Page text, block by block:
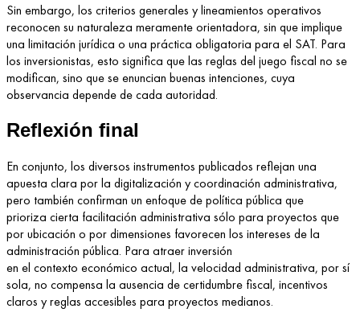
Sin embargo, los criterios generales y lineamientos operativos
reconocen su naturaleza meramente orientadora, sin que implique
una limitación jurídica o una práctica obligatoria para el SAT. Para
los inversionistas, esto significa que las reglas del juego fiscal no se
modifican, sino que se enuncian buenas intenciones, cuya
observancia depende de cada autoridad.
Reflexión final
En conjunto, los diversos instrumentos publicados reflejan una
apuesta clara por la digitalización y coordinación administrativa,
pero también confirman un enfoque de política pública que
prioriza cierta facilitación administrativa sólo para proyectos que
por ubicación o por dimensiones favorecen los intereses de la
administración pública. Para atraer inversión
en el contexto económico actual, la velocidad administrativa, por sí
sola, no compensa la ausencia de certidumbre fiscal, incentivos
claros y reglas accesibles para proyectos medianos.